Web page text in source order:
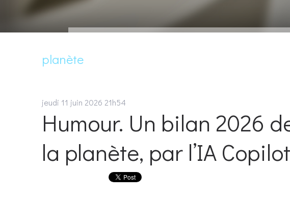
planète
jeudi 11 juin 2026 21h54
Humour. Un bilan 2026
la planète, par l’IA